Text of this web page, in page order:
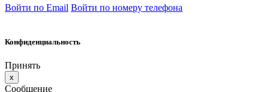
Войти по Email Войти по номеру телефона
Конфиденциальность
Принять
x
Сообщение